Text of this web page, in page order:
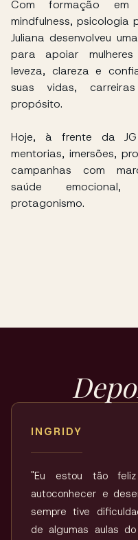
Com formação em
mindfulness, psicologia
Juliana desenvolveu
para apoiar
leveza, clareza e
suas vidas,
propósito.
Hoje, à frente da JG
mentorias, imersões,
campanhas com
saúde
protagonismo.
INGRIDY
"Eu estou tão
autoconhecer e
sempre tive
de algumas aulas